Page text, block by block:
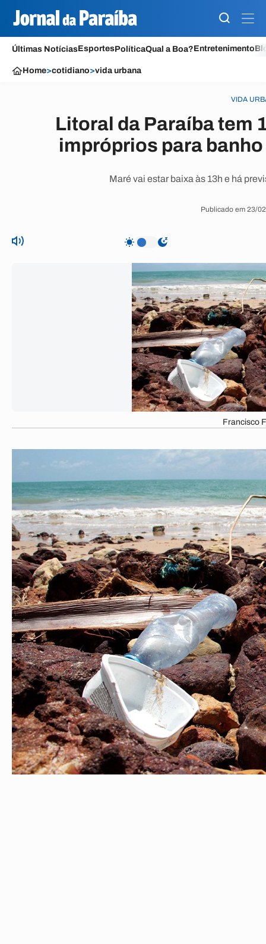
Últimas NotíciasEsportesPolíticaQual a Boa?Entretenimento
Home>cotidiano>vida urbana
VIDA
Litoral da Paraíba tem
impróprios para
Maré vai estar baixa às 13h e há
Publicado em 23/
Francisco